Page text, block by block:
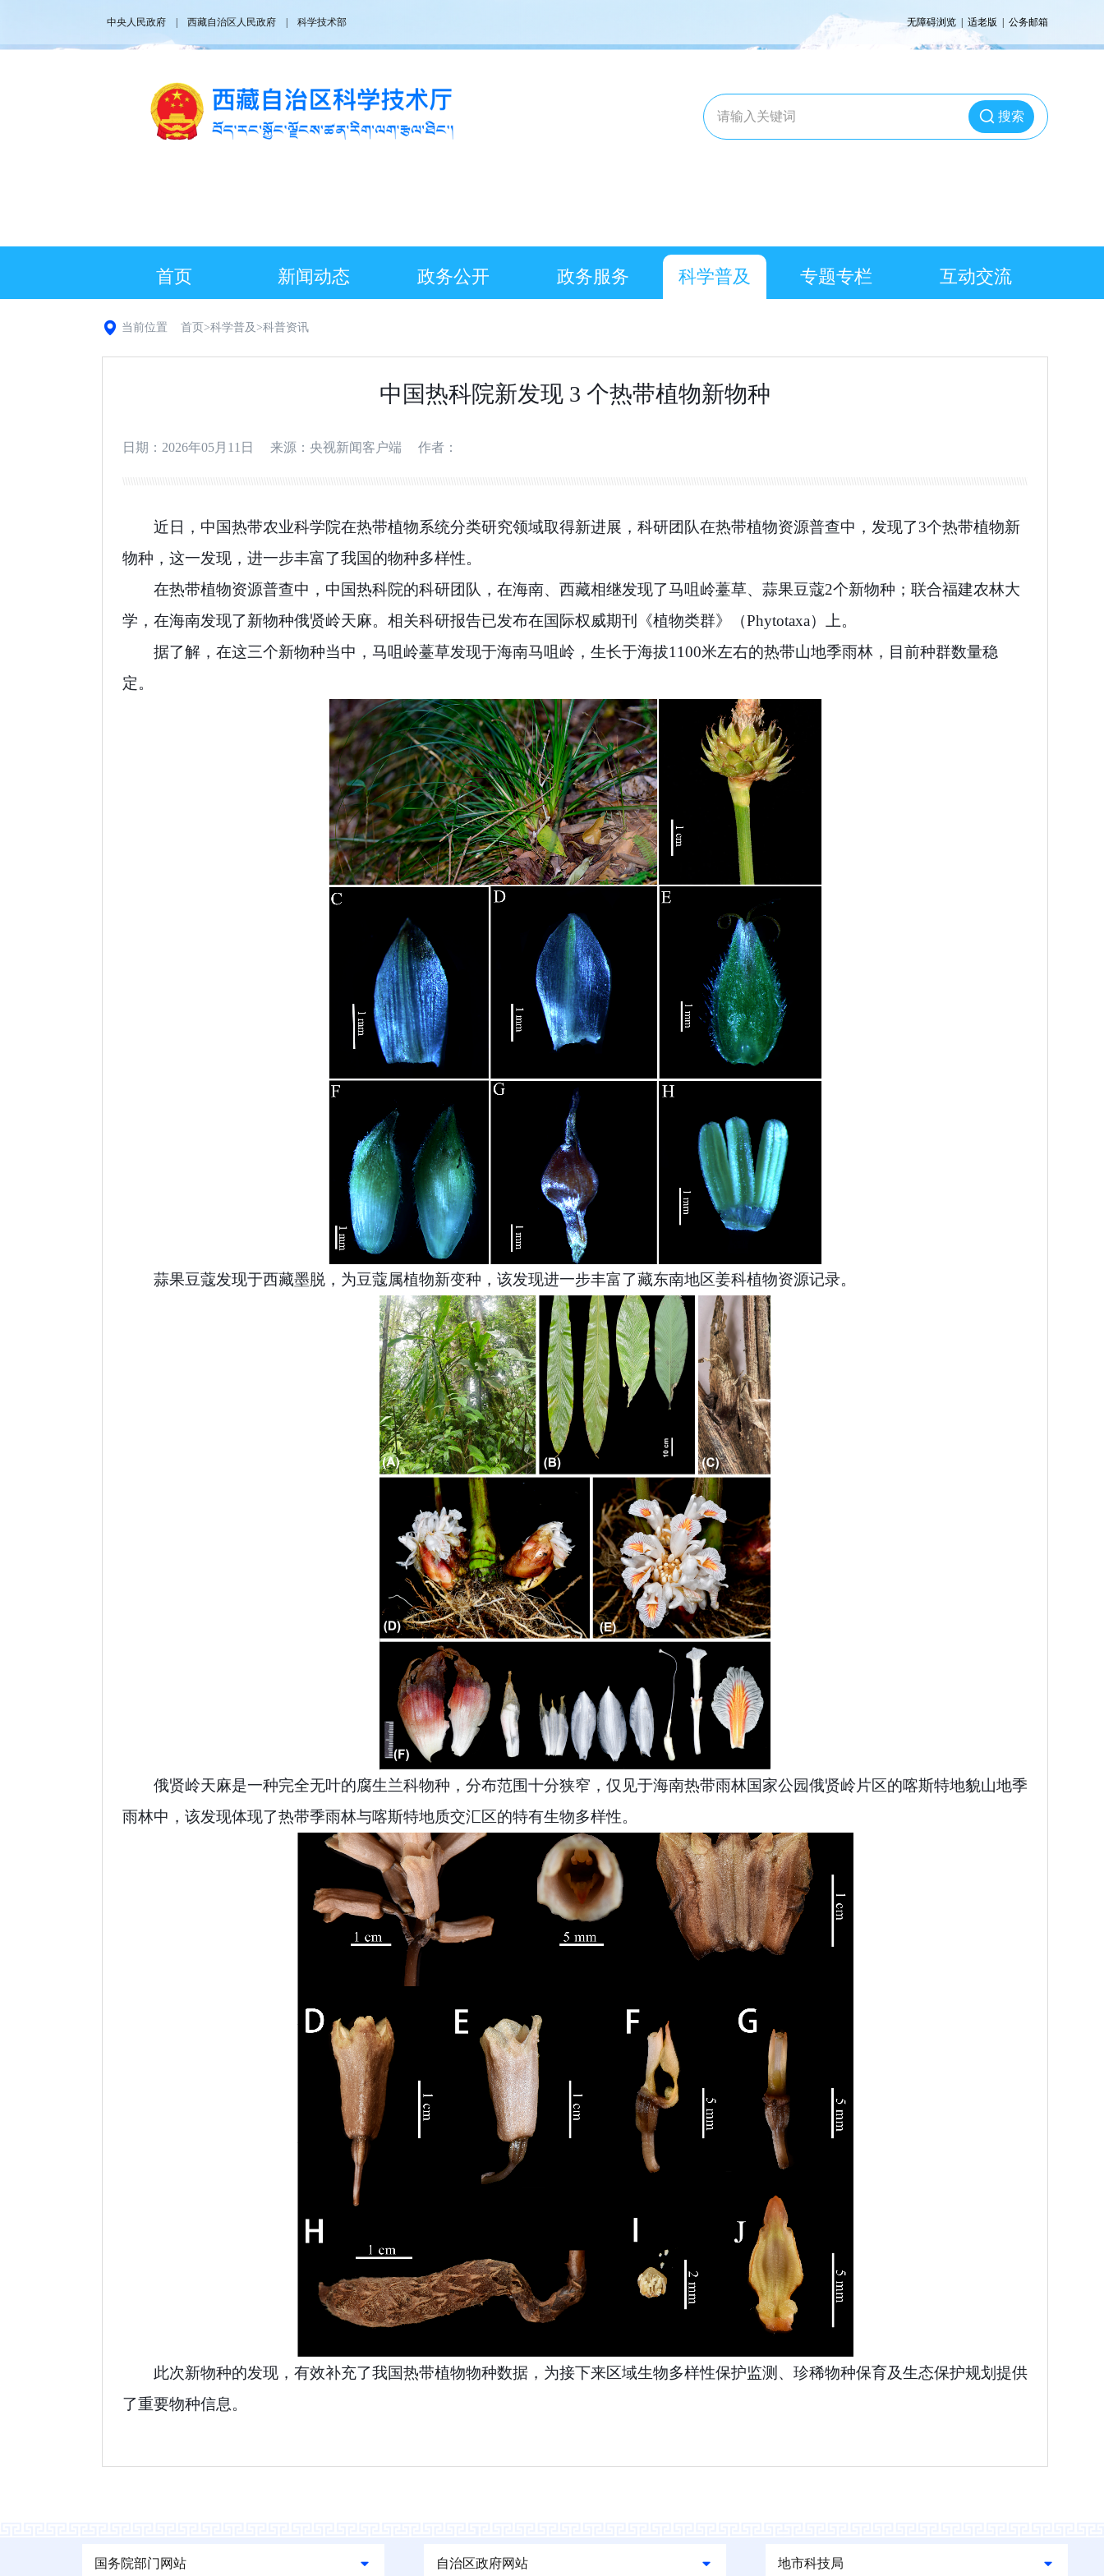
中央人民政府 西藏自治区人民政府 科学技术部 无障碍浏览 适老版 公务邮箱
搜索
首页 新闻动态 政务公开 政务服务 科学普及 专题专栏 互动交流
当前位置 首页 >科学普及 >科普资讯
中国热科院新发现 3 个热带植物新物种
日期：2026年05月11日 来源：央视新闻客户端 作者：
近日，中国热带农业科学院在热带植物系统分类研究领域取得新进展， 科研团队在热带植物资源普查中，发现了3个热带植物新
物种， 这一发现，进一步丰富了我国的物种多样性。
在热带植物资源普查中， 中国热科院的科研团队， 在海南、西藏相继发现了马咀岭薹草、 蒜果豆蔻2个新物种 ；联合福建农林大
学， 在海南发现了新物种俄贤岭天麻。相关科研报告已发布在国际权威期刊《植物类群》 （Phytotaxa）
上。
据了解，在这三个新物种当中， 马咀岭薹草发现于海南马咀岭 ，生长于海拔1100米左右的热带山地季雨林，目前种群数量稳
定。
蒜果豆蔻发现于西藏墨脱，为豆蔻属植物新变种，该发现进一步丰富了藏东南地区姜科植物资源记录。
俄贤岭天麻是一种完全无叶的腐生兰科物种，分布范围十分狭窄，仅见于海南热带雨林国家公园俄贤岭片区的喀斯特地貌山地季
雨林中，该发现体现了热带季雨林与喀斯特地质交汇区的特有生物多样性。
此次新物种的发现，有效补充了我国热带植物物种数据，为接下来区域生物多样性保护监测、珍稀物种保育及生态保护规划提供
了重要物种信息。
国务院部门网站 自治区政府网站 地市科技局